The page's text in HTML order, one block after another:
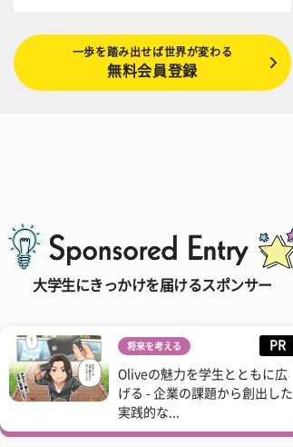
一歩を踏み出せば世界が変わる
無料会員登録
大学生にきっかけを届けるスポンサー
将来を考える PR
Oliveの魅力を学生とともに広
げる - 企業の課題から創出した
実践的な...